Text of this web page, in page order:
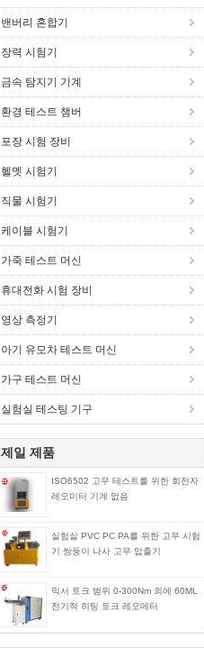
밴버리 혼합기
장력 시험기
금속 탐지기 기계
환경 테스트 챔버
포장 시험 장비
헬멧 시험기
직물 시험기
케이블 시험기
가죽 테스트 머신
휴대전화 시험 장비
영상 측정기
아기 유모차 테스트 머신
가구 테스트 머신
실험실 테스팅 기구
제일 제품
ISO6502 고무 테스트를 위한 회전자
레오미터 기계 없음
실험실 PVC PC PA를 위한 고무 시험
기 쌍둥이 나사 고무 압출기
믹서 토크 범위 0-300Nm 외에 60ML
전기적 히팅 토크 레오메터